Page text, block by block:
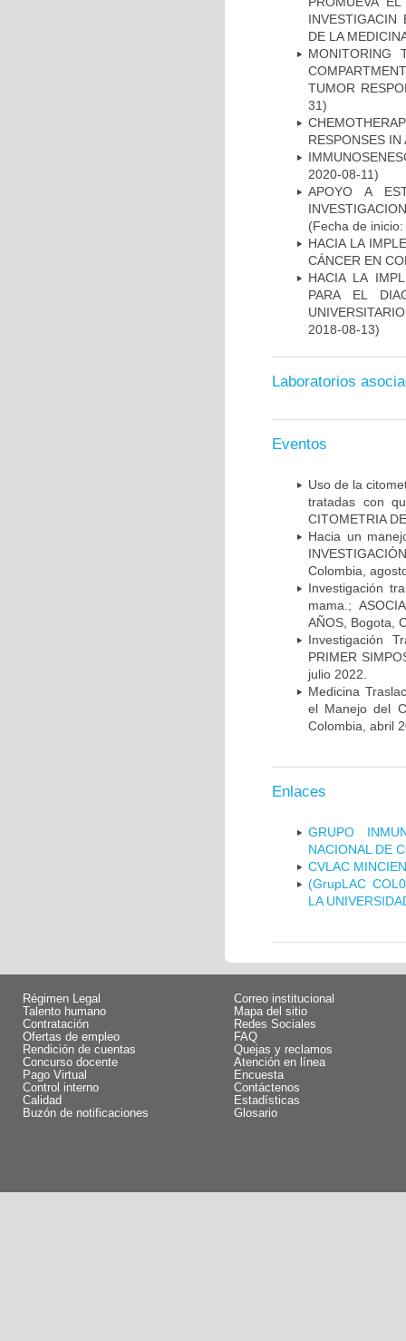
INVESTIGACIN
DE LA
MONITORING
TUMOR
31)
RESPONSES IN
2020-08-11)
APOYO A
(Fecha de
HACIA LA
CÁNCER EN
HACIA LA
PARA EL
2018-08-13)
Laboratorios
Eventos
Uso de la
tratadas con
CITOMETRIA
Hacia un
Colombia,
Investigación
mama.;
AÑOS, Bogota,
Investigación
PRIMER
julio 2022.
Medicina
el Manejo del
Colombia, abril
Enlaces
GRUPO
NACIONAL DE
CVLAC
(GrupLAC
LA
Régimen Legal
Talento humano
Contratación
Ofertas de empleo
Rendición de cuentas
Concurso docente
Pago Virtual
Control interno
Calidad
Buzón de notificaciones
Correo institucional
Mapa del sitio
Redes Sociales
FAQ
Quejas y reclamos
Atención en línea
Encuesta
Contáctenos
Estadísticas
Glosario